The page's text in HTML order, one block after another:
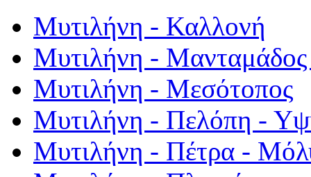
Μυτιλήνη - Καλλονή
Μυτιλήνη - Μανταμάδος
Μυτιλήνη - Μεσότοπος
Μυτιλήνη - Πελόπη -
Μυτιλήνη - Πέτρα -